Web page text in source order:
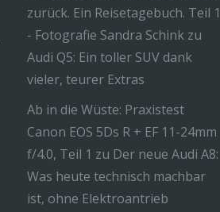
zurück. Ein Reisetagebuch. Teil 1
- Fotografie Sandra Schink zu
Audi Q5: Ein toller SUV dank
vieler, teurer Extras
Ab in die Wüste: Praxistest
Canon EOS 5Ds R + EF 11-24mm
f/4.0, Teil 1 zu Der neue Audi A8:
Was heute technisch machbar
ist, ohne Elektroantrieb